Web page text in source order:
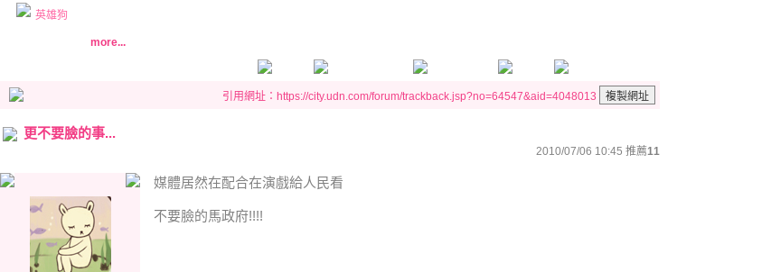
英雄狗
more...
引用網址：https://city.udn.com/forum/trackback.jsp?no=64547&aid=4048013
更不要臉的事...
2010/07/06 10:45 推薦11
媒體居然在配合在演戲給人民看
不要臉的馬政府!!!!